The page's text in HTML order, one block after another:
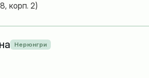
корп. 2)
Нерюнгри